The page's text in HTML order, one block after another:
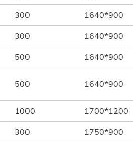
300 1640*900
300 1640*900
500 1640*900
500 1640*900
1000 1700*1200
300 1750*900